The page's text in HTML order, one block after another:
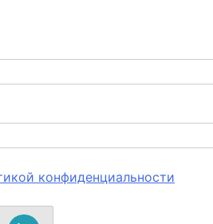
конфиденциальности